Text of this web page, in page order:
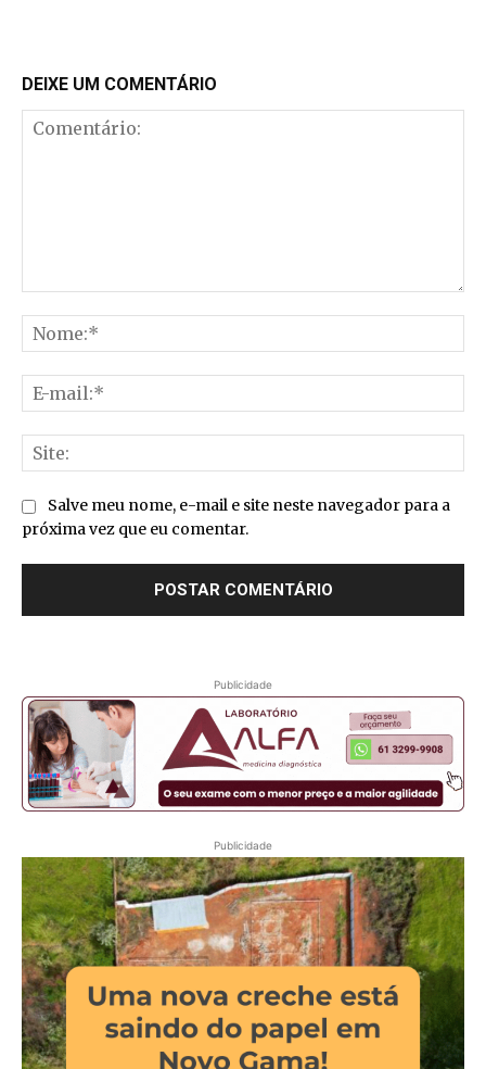
DEIXE UM COMENTÁRIO
Salve meu nome, e-mail e site neste navegador para a
próxima vez que eu comentar.
Publicidade
Publicidade